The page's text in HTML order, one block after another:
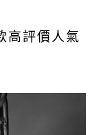
高評價人氣